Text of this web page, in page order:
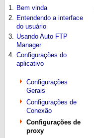
1.
Bem vinda
2.
Entendendo a interface
do usuário
3.
Usando Auto FTP
Manager
4. Configurações do
aplicativo
Configurações
Gerais
Configurações de
Conexão
Configurações de
proxy